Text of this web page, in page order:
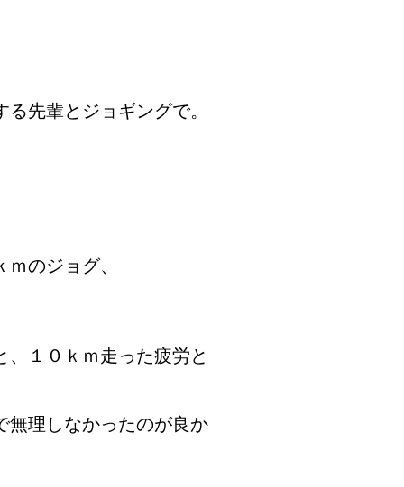
先輩とジョギングで。
のジョグ、
１０ｋｍ走った疲労と
無理しなかったのが良か